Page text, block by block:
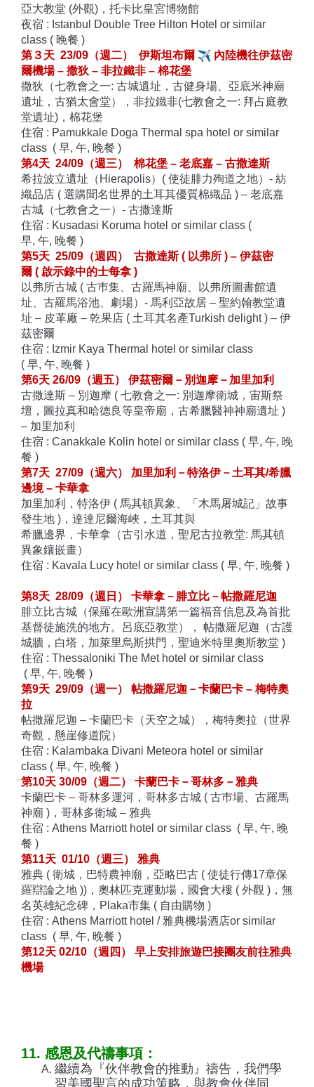
亞大教堂 (外觀)，托卡比皇宮博物館
夜宿 : Istanbul Double Tree Hilton Hotel or similar
class ( 晚餐 )
第３天 23/09（週二） 伊斯坦布爾
內陸機往伊茲密
爾機場 – 撒狄 – 非拉鐵非 – 棉花堡
撒狄（七教會之一: 古城遺址，古健身場、亞底米神廟
遺址， 古猶太會堂），非拉鐵非(七教會之一: 拜占庭教
堂遺址)， 棉花堡
住宿 : Pamukkale Doga Thermal spa hotel or similar
class ( 早, 午, 晚餐 )
第4天 24/09（週三） 棉花堡 – 老底嘉 – 古撒達斯
希拉波立遺址（Hierapolis）( 使徒腓力殉道之地）- 紡
織品店 ( 選購聞名世界的土耳其優質棉織品 ) – 老底嘉
古城（七教會之一）- 古撒達斯
住宿 : Kusadasi Koruma hotel or similar class (
早, 午, 晚餐 )
第5天 25/09（週四） 古撒達斯 ( 以弗所 ) – 伊茲密
爾 ( 啟示錄中的士每拿 )
以弗所古城 ( 古巿集、古羅馬神廟、以弗所圖書館遺
址、 古羅馬浴池、劇場）- 馬利亞故居 – 聖約翰教堂遺
址 – 皮革廠 – 乾果店 ( 土耳其名產Turkish delight ) – 伊
茲密爾
住宿 : Izmir Kaya Thermal hotel or similar class
( 早, 午, 晚餐 )
第6天 26/09（週五） 伊茲密爾－別迦摩－加里加利
古撒達斯 – 別迦摩 ( 七教會之一: 別迦摩衛城， 宙斯祭
壇，圖拉真和哈德良等皇帝廟，古希臘醫神神廟遺址 )
– 加里加利
住宿 : Canakkale Kolin hotel or similar class ( 早, 午, 晚
餐 )
第7天 27/09（週六） 加里加利－特洛伊－土耳其/希臘
邊境 – 卡華拿
加里加利，特洛伊 ( 馬其頓異象、「木馬屠城記」故事
發生地 )，達達尼爾海峽，土耳其與
希臘邊界，卡華拿（古引水道，聖尼古拉教堂: 馬其頓
異象鑲嵌畫）
住宿 : Kavala Lucy hotel or similar class ( 早, 午, 晚餐 )
第8天 28/09（週日） 卡華拿－腓立比－帖撒羅尼迦
腓立比古城（保羅在歐洲宣講第一篇福音信息及為首批
基督徒施洗的地方。 呂底亞教堂）， 帖撒羅尼迦（古護
城牆，白塔，加萊里烏斯拱門， 聖迪米特里奧斯教堂 )
住宿 : Thessaloniki The Met hotel or similar class
( 早, 午, 晚餐 )
第9天 29/09（週一） 帖撒羅尼迦－卡蘭巴卡 – 梅特奧
拉
帖撒羅尼迦 – 卡蘭巴卡（天空之城），梅特奧拉（世界
奇觀， 懸崖修道院）
住宿 : Kalambaka Divani Meteora hotel or similar
class ( 早, 午, 晚餐 )
第10天 30/09（週二） 卡蘭巴卡－哥林多－雅典
卡蘭巴卡 – 哥林多運河，哥林多古城 ( 古巿場、古羅馬
神廟 )，哥林多衛城 – 雅典
住宿 : Athens Marriott hotel or similar class ( 早, 午, 晚
餐 )
第11天 01/10（週三） 雅典
雅典 ( 衛城，巴特農神廟，亞略巴古 ( 使徒行傳17章保
羅辯論之地 ))，奧林匹克運動場，國會大樓 ( 外觀 )，無
名英雄紀念碑，Plaka市集 ( 自由購物 )
住宿 : Athens Marriott hotel / 雅典機場酒店or similar
class ( 早, 午, 晚餐 )
第12天 02/10（週四） 早上安排旅遊巴接團友前往雅典
機場
11. 感恩及代禱事項：
繼續為『伙伴教會的推動』禱告，我們學
習美國聖言的成功策略，與教會伙伴同